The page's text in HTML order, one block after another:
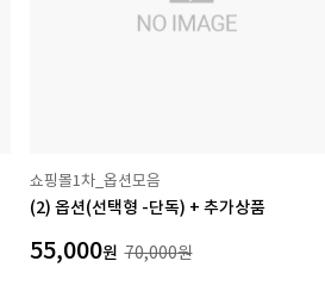
쇼핑몰1차_옵션모음
(2) 옵션(선택형 -단독) + 추가상품
55,000원 70,000원